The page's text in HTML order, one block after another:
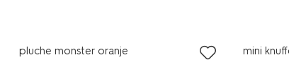
pluche monster oranje mini